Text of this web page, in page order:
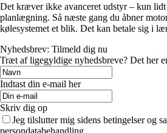
Det kræver ikke avanceret udstyr – kun
planlægning. Så næste gang du åbner
kølesystemet et blik. Det kan betale sig i
Nyhedsbrev: Tilmeld dig nu
Træt af ligegyldige nyhedsbreve? Det her
Indtast din e-mail her
Skriv dig op
Jeg tilslutter mig sidens betingelser og
persondatabehandling.